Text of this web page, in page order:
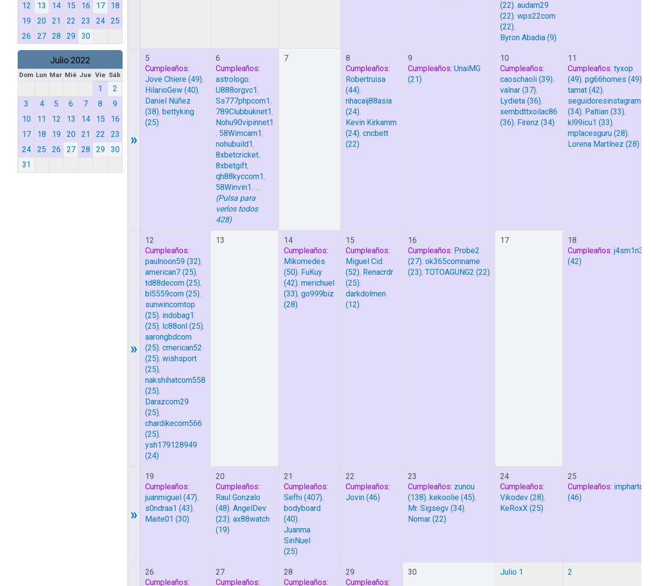
12
13 14 15 16 17
18
19
20 21 22 23 24
25
26
27 28 29 30
Julio 2022
Dom Lun Mar Mié Jue Vie Sáb
1
2
3
4 5 6 7 8
9
10
11 12 13 14 15
16
17
18 19 20 21 22
23
24
25 26 27 28 29
30
31
(22), audam29
(22), wps22com
(22),
Byron Abadia (9)
»
5
Cumpleaños:
Jove Chiere (49),
HilarioGew (40),
Daniel Núñez
(38), bettyking
(25)
6
Cumpleaños:
astrologo,
U888orgvc1,
Ss777phpcom1,
789Clubbuknet1,
Nohu90vipinnet1
, 58Wimcam1,
nohubuild1,
8xbetcricket,
8xbetgift,
qh88kyccom1,
58Winvin1, ...
(Pulsa para
verlos todos
428)
7
8
Cumpleaños:
Robertruisa
(44),
nhacaij88asia
(24),
Kevin Kirkamm
(24), cncbett
(22)
9
Cumpleaños: UnaiMG
(21)
10
Cumpleaños:
caoschaoli (39),
valnar (37),
Lydieta (36),
xembdttxoilac86
(36), Firenz (34)
11
Cumpleaños: tyxop
(49), pg66homes (49)
tamat (42),
seguidoresinstagram
(34), Paltian (33),
kl99icu1 (33),
mplacesguru (28),
Lorena Martínez (28)
»
12
Cumpleaños:
paulnoon59 (32),
american7 (25),
td88decom (25),
bl5559com (25),
sunwincomtop
(25), indobag1
(25), lc88onl (25),
aarongbdcom
(25), cmerican52
(25), wishsport
(25),
nakshihatcom558
(25),
Darazcom29
(25),
chardikecom566
(25),
ysh179128949
(24)
13
14
Cumpleaños:
Mikomedes
(50), FuKuy
(42), merichuel
(33), go999biz
(28)
15
Cumpleaños:
Miguel Cid
(52), Renacrdr
(25),
darkdolmen
(12)
16
Cumpleaños: Probe2
(27), ok365comname
(23), TOTOAGUNG2 (22)
17
18
Cumpleaños: j4sm1n3
(42)
»
19
Cumpleaños:
juanmiguel (47),
s0ndraa1 (43),
Maite01 (30)
20
Cumpleaños:
Raul Gonzalo
(48), AngelDev
(23), ax88watch
(19)
21
Cumpleaños:
Sefhi (407),
bodyboard
(40),
Juanma
SinNuel
(25)
22
Cumpleaños:
Jovin (46)
23
Cumpleaños: zunou
(138), kekoolie (45),
Mr. Sigsegv (34),
Nomar (22)
24
Cumpleaños:
Vikodev (28),
KeRoxX (25)
25
Cumpleaños: impharto
(46)
26
Cumpleaños:
27
Cumpleaños:
28
Cumpleaños:
29
Cumpleaños:
30 Julio 1 2